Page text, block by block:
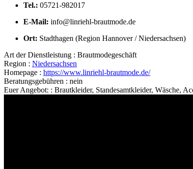
Tel.: 05721-982017
E-Mail: info@linriehl-brautmode.de
Ort: Stadthagen (Region Hannover / Niedersachsen)
Art der Dienstleistung : Brautmodegeschäft
Region : Niedersachsen
Homepage : https://www.linriehl-brautmode.de/
Beratungsgebühren : nein
Euer Angebot: : Brautkleider, Standesamtkleider, Wäsche,